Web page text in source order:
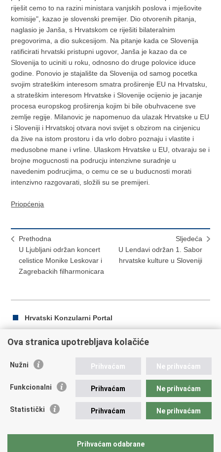
riješit cemo to na razini ministara vanjskih poslova i mješovite
komisije", kazao je slovenski premijer. Dio otvorenih pitanja,
naglasio je Janša, s Hrvatskom ce riješiti bilateralnim
pregovorima, a dio sukcesijom. Na pitanje kada ce Slovenija
ratificirati hrvatski pristupni ugovor, Janša je kazao da ce
Slovenija to uciniti u roku, odnosno do druge polovice iduce
godine. Ponovio je stajalište da Slovenija od samog pocetka
svojim strateškim interesom smatra proširenje EU na Hrvatsku,
a strateškim interesom Hrvatske i Slovenije ocijenio je jacanje
procesa europskog proširenja kojim bi bile obuhvacene sve
zemlje regije. Milanovic je napomenuo da ulazak Hrvatske u EU
i Sloveniji i Hrvatskoj otvara novi svijet s obzirom na cinjenicu
da žive na istom prostoru i da vrlo dobro poznaju i vlastite i
medusobne mane i vrline. Ulaskom Hrvatske u EU, otvaraju se i
brojne mogucnosti na podrucju intenzivne suradnje u
navedenim podrucjima, o cemu ce se u buducnosti morati
intenzivno razgovarati, složili su se premijeri.
Priopćenja
Prethodna
U Ljubljani održan koncert
celistice Monike Leskovar i
Zagrebackih filharmonicara
Sljedeća
U Lendavi održan 1. Sabor
hrvatske kulture u Sloveniji
Hrvatski Konzularni Portal
Ispiši
Podijeli
Facebooku
Twitteru
Republika Hrvatska
Trg N.Š. Zrinskog 7-8, 10000 Zagreb
fax: +385 (0)1 4551 795, +385 (0)1 4920 149
ministarstvo@mvep.hr
Ova stranica upotrebljava kolačiće
Nužni Prihvaćam Ne prihvaćam
Funkcionalni Prihvaćam Ne prihvaćam
Statistički Prihvaćam Ne prihvaćam
Prihvaćam odabrane